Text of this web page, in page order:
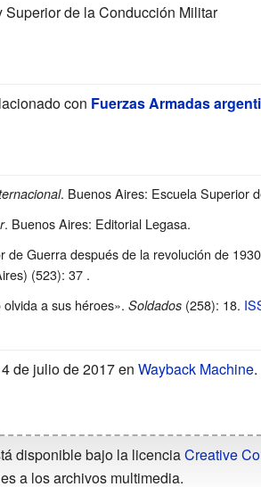
de la Conducción Militar
con Fuerzas Armadas
. Buenos Aires: Escuela Superior
. Buenos Aires: Editorial Legasa.
Guerra después de la revolución de
(523): 37 .
a sus héroes». Soldados(258): 18.
de julio de 2017 en Wayback Machine.
disponible bajo la licenciaCreative
a los archivos multimedia.